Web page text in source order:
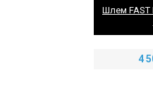
Шлем FAST
4